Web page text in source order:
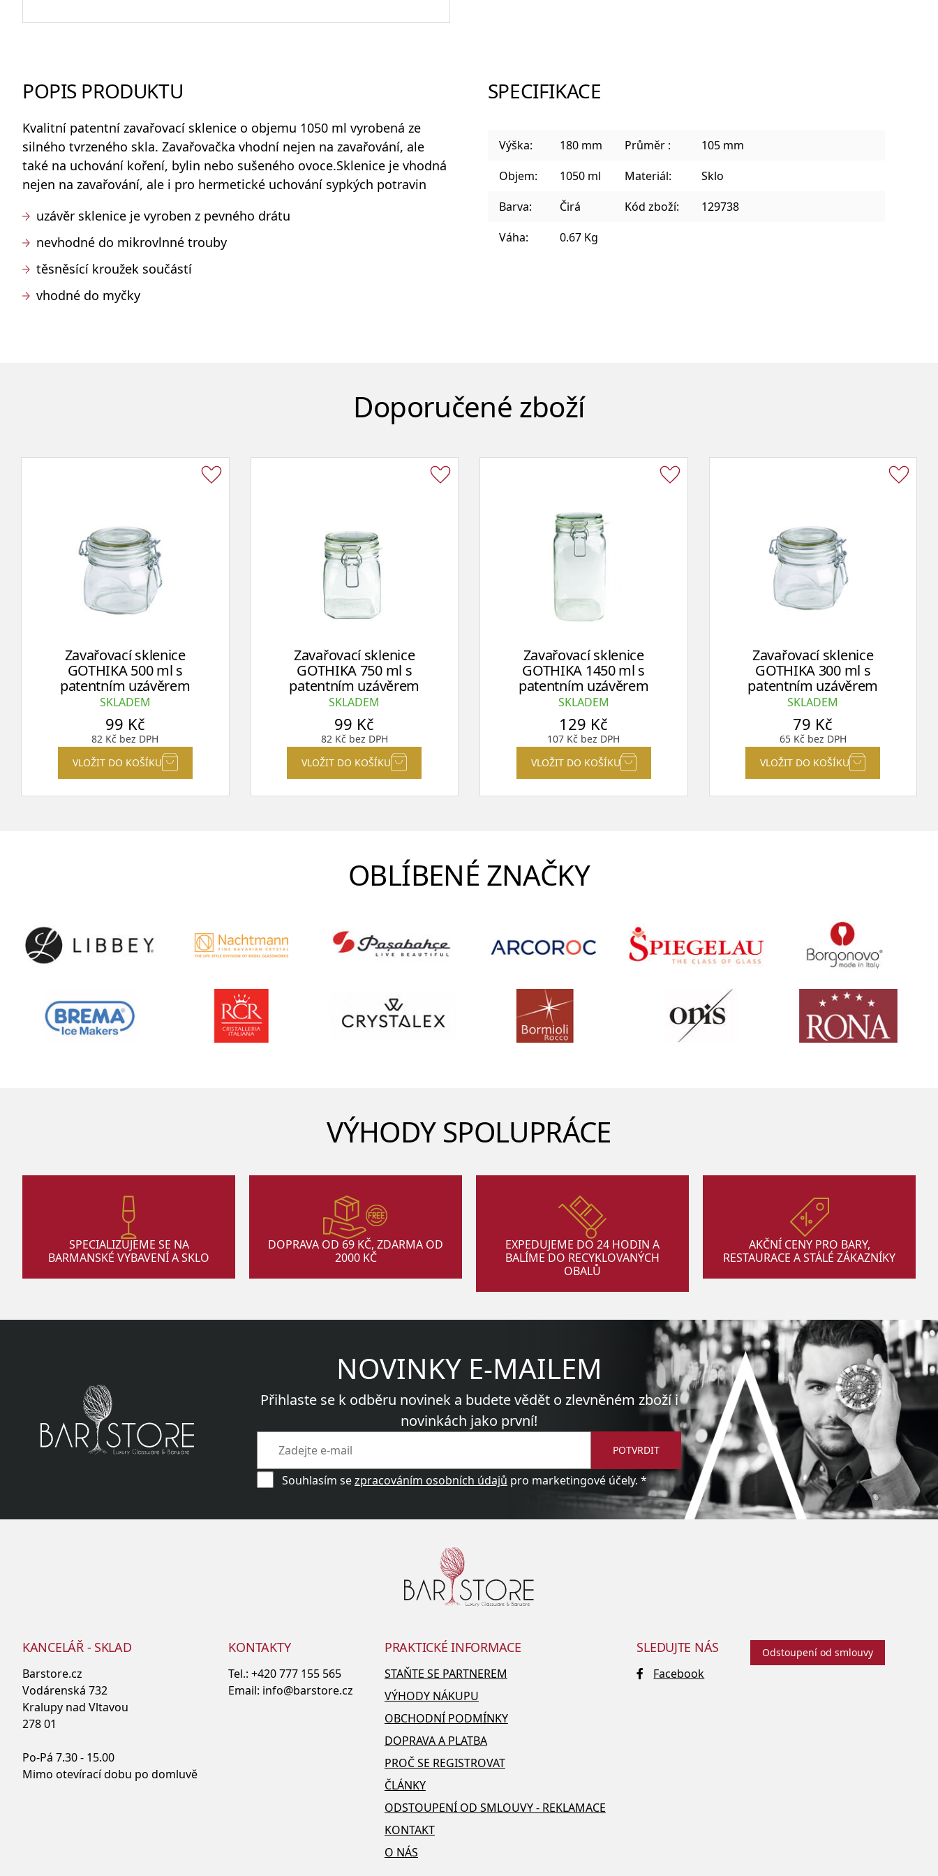
Skleněné dózy na potraviny Designové sklenice na koktejly
POPIS PRODUKTU
Kvalitní patentní zavařovací sklenice o objemu 1050 ml vyrobená ze
silného tvrzeného skla. Zavařovačka vhodní nejen na zavařování, ale
také na uchování koření, bylin nebo sušeného ovoce.Sklenice je vhodná
nejen na zavařování, ale i pro hermetické uchování sypkých potravin
uzávěr sklenice je vyroben z pevného drátu
nevhodné do mikrovlnné trouby
těsněsící kroužek součástí
vhodné do myčky
SPECIFIKACE
Výška: 180 mm Průměr :
105 mm
Objem:
1050 ml Materiál:
Sklo
Barva:
Čirá Kód zboží:
129738
Váha:
0.67 Kg
Doporučené zboží
Zavařovací sklenice
GOTHIKA 500 ml s
patentním uzávěrem
SKLADEM
99 Kč
82 Kč bez DPH
VLOŽIT DO KOŠÍKU
Zavařovací sklenice
GOTHIKA 750 ml s
patentním uzávěrem
SKLADEM
99 Kč
82 Kčbez DPH
VLOŽIT DO KOŠÍKU
Zavařovací sklenice
GOTHIKA 1450 ml s
patentním uzávěrem
SKLADEM
129 Kč
107 Kč bez DPH
VLOŽIT DO KOŠÍKU
Zavařovací sklenice
GOTHIKA 300 ml s
patentním uzávěrem
SKLADEM
79 Kč
65 Kčbez DPH
VLOŽIT DO KOŠÍKU
OBLÍBENÉ ZNAČKY
VÝHODY SPOLUPRÁCE
SPECIALIZUJEME SE NA
BARMANSKÉ VYBAVENÍ A SKLO
DOPRAVA OD 69 KČ, ZDARMA OD
2000 KČ
EXPEDUJEME DO 24 HODIN A
BALÍME DO RECYKLOVANÝCH
OBALŮ
AKČNÍ CENY PRO BARY,
RESTAURACE A STÁLÉ ZÁKAZNÍKY
NOVINKY E-MAILEM
Přihlaste se k odběru novinek a budete vědět o zlevněném zboží i
novinkách jako první!
POTVRDIT
Souhlasím sezpracováním osobních údajů pro marketingové účely. *
KANCELÁŘ - SKLAD
Barstore.cz
Vodárenská 732
Kralupy nad Vltavou
278 01
Po-Pá 7.30 - 15.00
Mimo otevírací dobu po domluvě
KONTAKTY
Tel.:+420 777 155 565
Email: info@barstore.cz
PRAKTICKÉ INFORMACE
STAŇTE SE PARTNEREM
VÝHODY NÁKUPU
OBCHODNÍ PODMÍNKY
DOPRAVA A PLATBA
PROČ SE REGISTROVAT
ČLÁNKY
ODSTOUPENÍ OD SMLOUVY - REKLAMACE
KONTAKT
O NÁS
SLEDUJTE NÁS
Facebook
Odstoupení od smlouvy